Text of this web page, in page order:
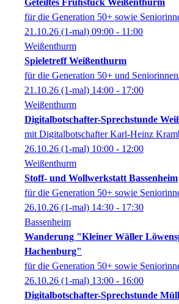
Geteiltes Frühstück Weißenthurm
für die Generation 50+ sowie
21.10.26 (1-mal) 09:00 - 11:00
Weißenthurm
Spieletreff Weißenthurm
für die Generation 50+ und
21.10.26 (1-mal) 14:00 - 17:00
Weißenthurm
Digitalbotschafter-Sprechstunde
mit Digitalbotschafter Karl-Heinz
26.10.26 (1-mal) 10:00 - 12:00
Weißenthurm
Stoff- und Wollwerkstatt Bassenheim
für die Generation 50+ sowie
26.10.26 (1-mal) 14:30 - 17:30
Bassenheim
Wanderung "Kleiner Wäller
Hachenburg"
für die Generation 50+ sowie
26.10.26 (1-mal) 13:00 - 16:00
Digitalbotschafter-Sprechstunde